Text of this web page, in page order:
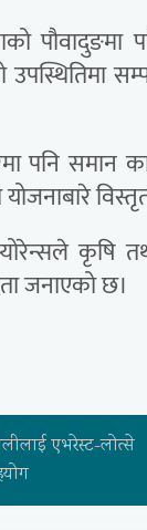
पौवादुङमा
उपस्थितिमा
पनि
कृषि
जनाएको छ।
एभरेस्ट-लोत्से